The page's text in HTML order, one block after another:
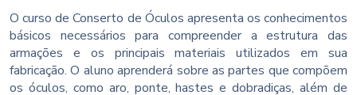
O curso de Conserto de Óculos apresenta os conhecimentos
básicos necessários para compreender a estrutura das
armações e os principais materiais utilizados em sua
fabricação. O aluno aprenderá sobre as partes que compõem
os óculos, como aro, ponte, hastes e dobradiças, além de